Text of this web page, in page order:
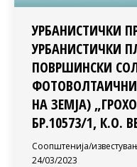
УРБАНИСТИЧКИ
УРБАНИСТИЧКИ
ПОВРШИНСКИ
ФОТОВОЛТАИЧНИ
НА ЗЕМЈА)
БР.10573/1, К.О.
Соопштенија/
24/03/2023